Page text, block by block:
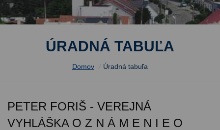
ÚRADNÁ TABUĽA
Domov / Úradná tabuľa
PETER FORIŠ - VEREJNÁ
VYHLÁŠKA O Z N Á M E N I E O